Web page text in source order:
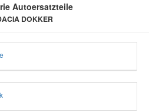
Autoersatzteile
DOKKER